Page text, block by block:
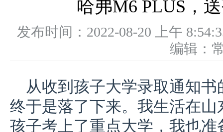
哈弗M6 PLUS，
发布时间：2022-08-20 上午
编辑
从收到孩子大学录取通知
终于是落了下来。我生活在
孩子考上了重点大学，我也